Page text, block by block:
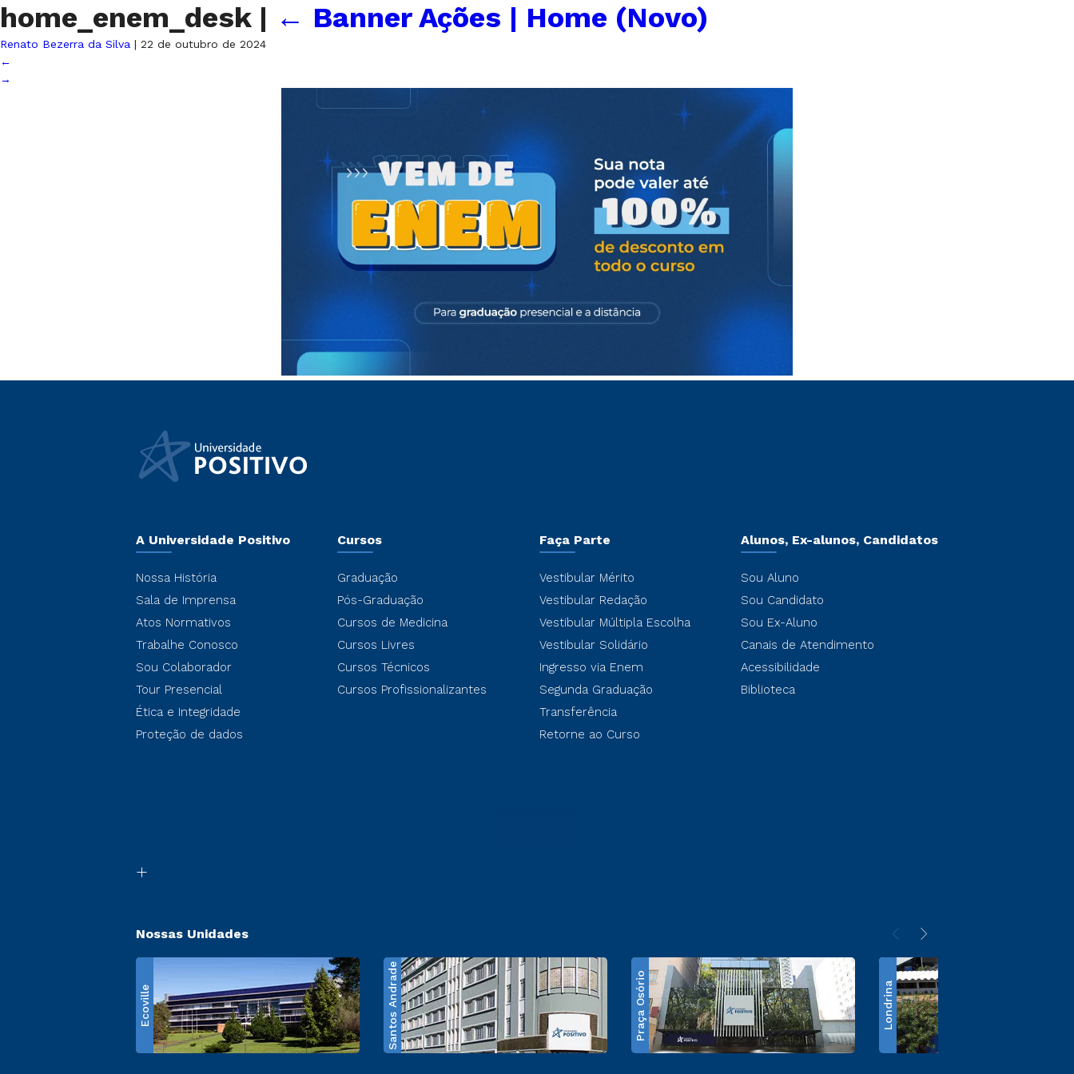
home_enem_desk | ← Banner Ações | Home (Novo)
Renato Bezerra da Silva | 22 de outubro de 2024
←
→
A Universidade Positivo
Nossa História
Sala de Imprensa
Atos Normativos
Trabalhe Conosco
Sou Colaborador
Tour Presencial
Ética e Integridade
Proteção de dados
Cursos
Graduação
Pós-Graduação
Cursos de Medicina
Cursos Livres
Cursos Técnicos
Cursos Profissionalizantes
Faça Parte
Vestibular Mérito
Vestibular Redação
Vestibular Múltipla Escolha
Vestibular Solidário
Ingresso via Enem
Segunda Graduação
Transferência
Retorne ao Curso
Alunos, Ex-alunos, Candidatos
Sou Aluno
Sou Candidato
Sou Ex-Aluno
Canais de Atendimento
Acessibilidade
Biblioteca
Nossas Unidades
Ecoville Santos Andrade Praça Osório Londrina